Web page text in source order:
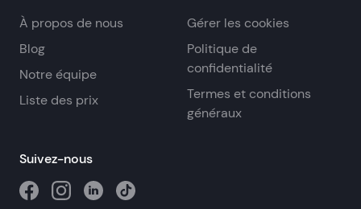
À propos de nous
Blog
Notre équipe
Liste des prix
Gérer les cookies
Politique de
confidentialité
Termes et conditions
généraux
Suivez-nous